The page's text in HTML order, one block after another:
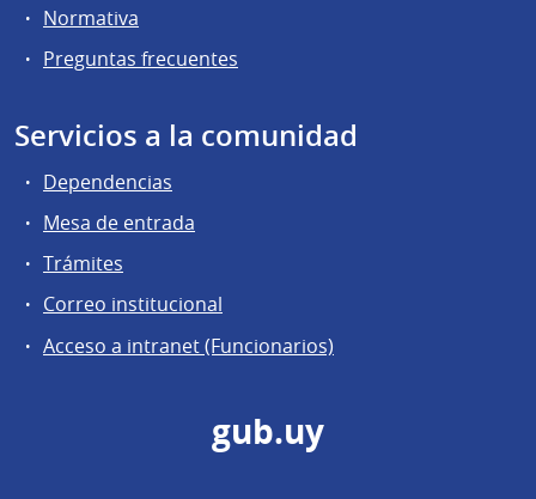
Normativa
Preguntas frecuentes
Servicios a la comunidad
Dependencias
Mesa de entrada
Trámites
Correo institucional
Acceso a intranet (Funcionarios)
gub.uy